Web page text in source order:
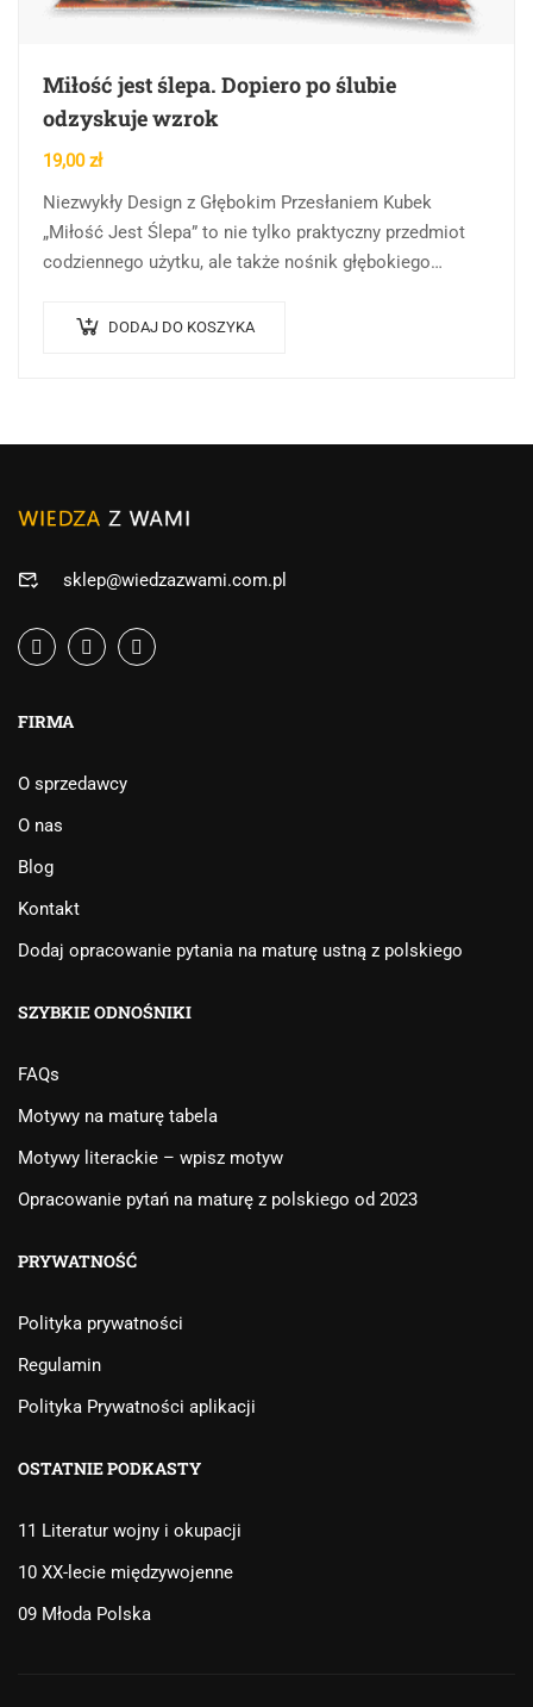
Miłość jest ślepa. Dopiero po ślubie
odzyskuje wzrok
19,00zł
Niezwykły Design z Głębokim Przesłaniem Kubek
„Miłość Jest Ślepa” to nie tylko praktyczny przedmiot
codziennego użytku, ale także nośnik głębokiego
malarska grafika…
DODAJ DO KOSZYKA
sklep@wiedzazwami.com.pl
FIRMA
O sprzedawcy
O nas
Blog
Kontakt
Dodaj opracowanie pytania na maturę ustną z polskiego
SZYBKIE ODNOŚNIKI
FAQs
Motywy na maturę tabela
Motywy literackie – wpisz motyw
Opracowanie pytań na maturę z polskiego od 2023
PRYWATNOŚĆ
Polityka prywatności
Regulamin
Polityka Prywatności aplikacji
OSTATNIE PODKASTY
11 Literatur wojny i okupacji
10 XX-lecie międzywojenne
09 Młoda Polska